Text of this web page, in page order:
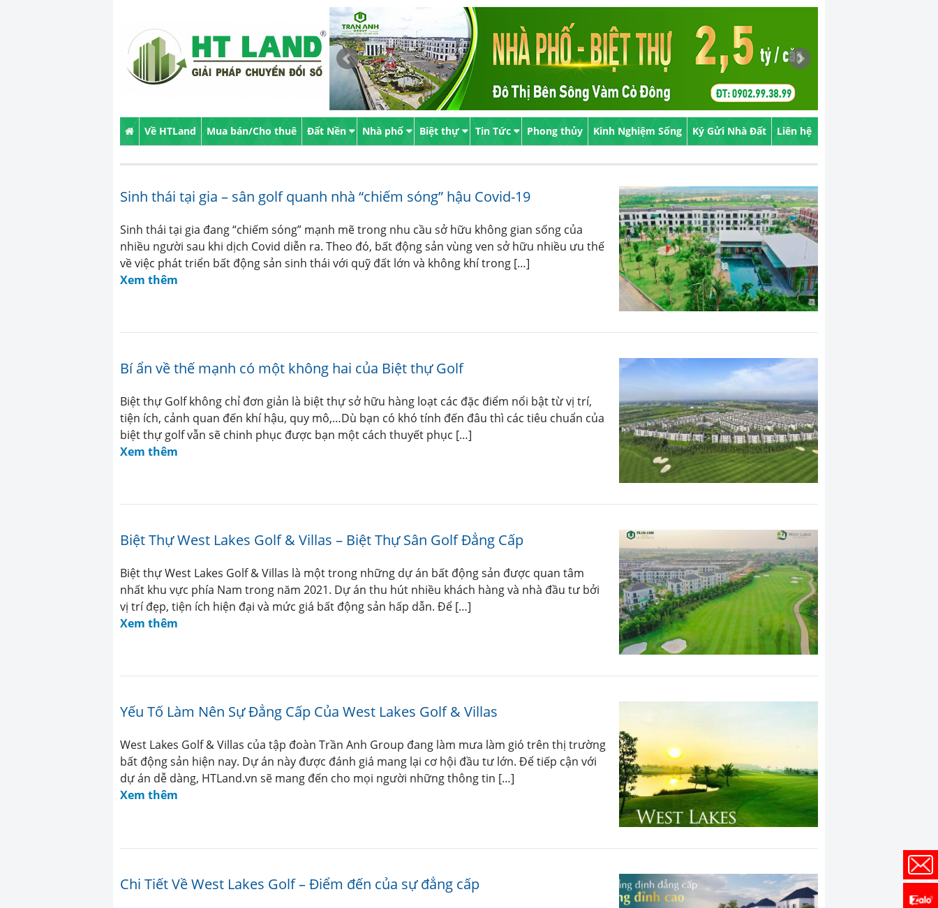
Về HTLand Mua bán/Cho thuê Đất Nền Nhà phố Biệt thự Tin Tức Phong thủy Kinh Nghiệm Sống Ký Gửi Nhà Đất Liên hệ
Sinh thái tại gia – sân golf quanh nhà “chiếm sóng” hậu Covid-19
Sinh thái tại gia đang “chiếm sóng” mạnh mẽ trong nhu cầu sở hữu không gian sống của
nhiều người sau khi dịch Covid diễn ra. Theo đó, bất động sản vùng ven sở hữu nhiều ưu thế
về việc phát triển bất động sản sinh thái với quỹ đất lớn và không khí trong […]
Xem thêm
Bí ẩn về thế mạnh có một không hai của Biệt thự Golf
Biệt thự Golf không chỉ đơn giản là biệt thự sở hữu hàng loạt các đặc điểm nổi bật từ vị trí,
tiện ích, cảnh quan đến khí hậu, quy mô,…Dù bạn có khó tính đến đâu thì các tiêu chuẩn của
biệt thự golf vẫn sẽ chinh phục được bạn một cách thuyết phục […]
Xem thêm
Biệt Thự West Lakes Golf & Villas – Biệt Thự Sân Golf Đẳng Cấp
Biệt thự West Lakes Golf & Villas là một trong những dự án bất động sản được quan tâm
nhất khu vực phía Nam trong năm 2021. Dự án thu hút nhiều khách hàng và nhà đầu tư bởi
vị trí đẹp, tiện ích hiện đại và mức giá bất động sản hấp dẫn. Để […]
Xem thêm
Yếu Tố Làm Nên Sự Đẳng Cấp Của West Lakes Golf & Villas
West Lakes Golf & Villas của tập đoàn Trần Anh Group đang làm mưa làm gió trên thị trường
bất động sản hiện nay. Dự án này được đánh giá mang lại cơ hội đầu tư lớn. Để tiếp cận với
dự án dễ dàng, HTLand.vn sẽ mang đến cho mọi người những thông tin […]
Xem thêm
Chi Tiết Về West Lakes Golf – Điểm đến của sự đẳng cấp